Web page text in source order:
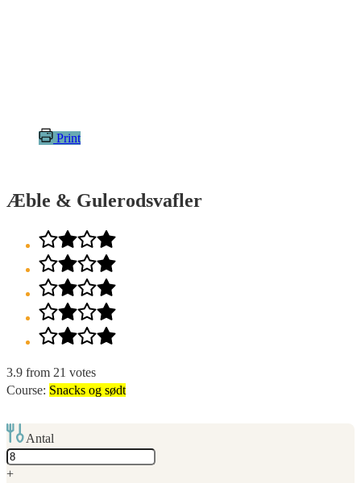
Print
Æble & Gulerodsvafler
3.9 from 21 votes
Course: Snacks og sødt
Antal
Adjust
servings
+